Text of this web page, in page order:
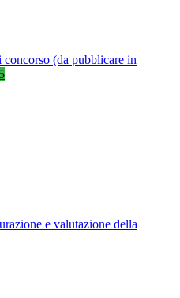
concorso (da pubblicare in
5
e valutazione della